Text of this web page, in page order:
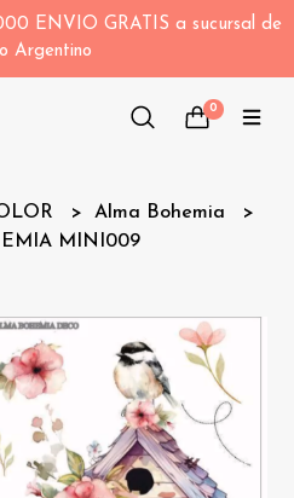
ENVIO GRATIS a sucursal de
Argentino
0
Alma Bohemia
MINI009